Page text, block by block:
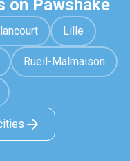
on Pawshake
Lille
Rueil-Malmaison